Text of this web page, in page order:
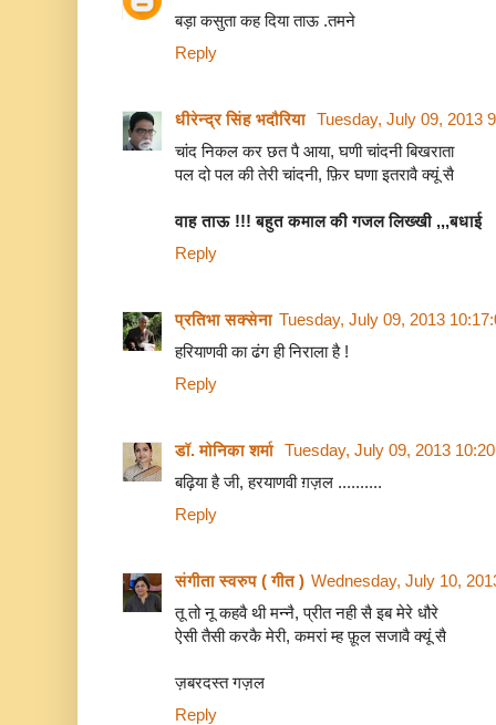
बड़ा कसुता कह दिया ताऊ .तमने
Reply
धीरेन्द्र सिंह भदौरिया Tuesday, July 09, 2013
चांद निकल कर छत पै आया, घणी चांदनी बिखराता
पल दो पल की तेरी चांदनी, फ़िर घणा इतरावै क्यूं सै
वाह ताऊ !!! बहुत कमाल की गजल लिख्खी ,,,बधाई
Reply
प्रतिभा सक्सेना Tuesday, July 09, 2013
हरियाणवी का ढंग ही निराला है !
Reply
डॉ. मोनिका शर्मा Tuesday, July 09, 2013
बढ़िया है जी, हरयाणवी ग़ज़ल ..........
Reply
संगीता स्वरुप ( गीत ) Wednesday, July 10,
तू तो नू कहवै थी मन्नै, प्रीत नही सै इब मेरे धौरे
ऐसी तैसी करकै मेरी, कमरां म्ह फ़ूल सजावै क्यूं सै
ज़बरदस्त गज़ल
Reply